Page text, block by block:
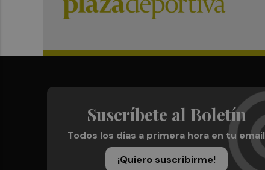
Suscríbete al Boletín
Todos los días a primera hora en tu email
¡Quiero suscribirme!